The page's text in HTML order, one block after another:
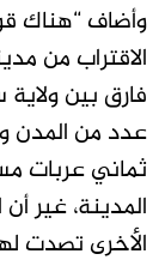
وأضاف “هناك
الاقتراب من
فارق بين ولاية
عدد من المدن
ثماني عربات
المدينة، غير
الأخرى تصدت